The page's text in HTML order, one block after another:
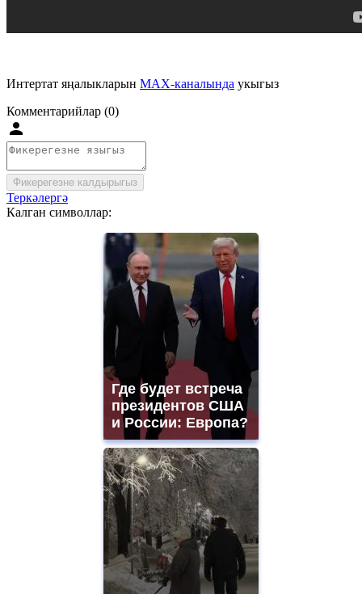
Интертат яңалыкларын MAX-каналында укыгыз
Комментарийлар (0)
Фикерегезне калдырыгыз
Теркәлергә
Калган символлар:
Где будет встреча
президентов США
и России: Европа?